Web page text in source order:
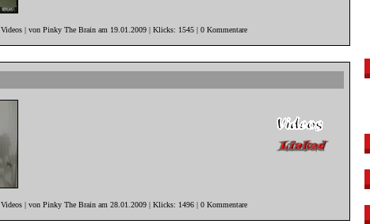
Videos | von Pinky The Brain am 19.01.2009 | Klicks: 1545 | 0 Kommentare
Videos | von Pinky The Brain am 28.01.2009 | Klicks: 1496 | 0 Kommentare